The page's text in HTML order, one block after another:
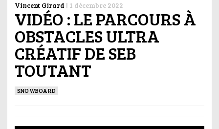
Vincent Girard | 1 décembre 2022
VIDÉO : LE PARCOURS À
OBSTACLES ULTRA
CRÉATIF DE SEB
TOUTANT
SNOWBOARD